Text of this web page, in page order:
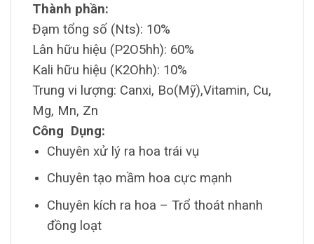
Thành phần:
Đạm tổng số (Nts): 10%
Lân hữu hiệu (P2O5hh): 60%
Kali hữu hiệu (K2Ohh): 10%
Trung vi lượng: Canxi, Bo(Mỹ),Vitamin, Cu,
Mg, Mn, Zn
Công Dụng:
Chuyên xử lý ra hoa trái vụ
Chuyên tạo mầm hoa cực mạnh
Chuyên kích ra hoa – Trổ thoát nhanh
đồng loạt